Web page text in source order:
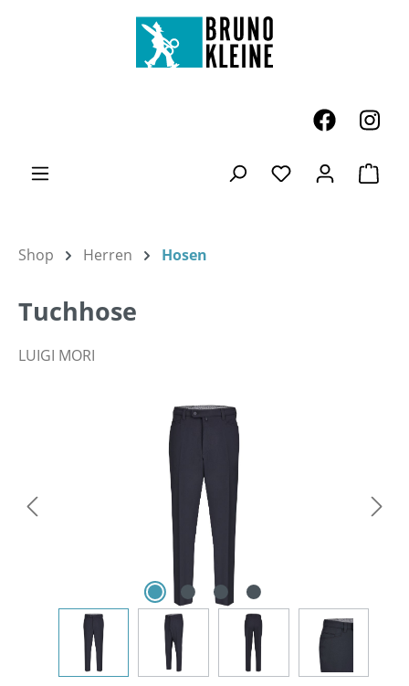
Zum Hauptinhalt springen
Du hast 0
Shop Herren Hosen
Tuchhose
LUIGI MORI
Bildergalerie überspringen